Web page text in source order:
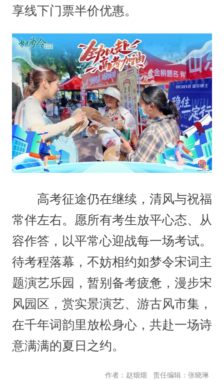
享线下门票半价优惠。
高考征途仍在继续，清风与祝福
常伴左右。愿所有考生放平心态、从
容作答，以平常心迎战每一场考试。
待考程落幕，不妨相约如梦令宋词主
题演艺乐园，暂别备考疲惫，漫步宋
风园区，赏实景演艺、游古风市集，
在千年词韵里放松身心，共赴一场诗
意满满的夏日之约。
作者：赵畑畑 责任编辑：张晓琳